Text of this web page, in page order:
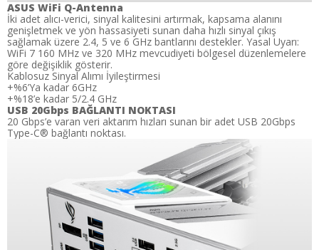
ASUS WiFi Q-Antenna
İki adet alıcı-verici, sinyal kalitesini artırmak, kapsama alanını
genişletmek ve yön hassasiyeti sunan daha hızlı sinyal çıkış
sağlamak üzere 2.4, 5 ve 6 GHz bantlarını destekler. Yasal Uyarı:
WiFi 7 160 MHz ve 320 MHz mevcudiyeti bölgesel düzenlemelere
göre değişiklik gösterir.
Kablosuz Sinyal Alımı İyileştirmesi
+%6’Ya kadar 6GHz
+%18’e kadar 5/2.4 GHz
USB 20Gbps BAĞLANTI NOKTASI
20 Gbps’e varan veri aktarım hızları sunan bir adet USB 20Gbps
Type-C® bağlantı noktası.